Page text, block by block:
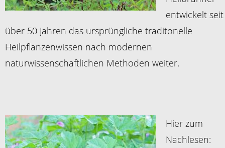
entwickelt seit
über 50 Jahren das ursprüngliche traditonelle
Heilpflanzenwissen nach modernen
naturwissenschaftlichen Methoden weiter.
Hier zum
Nachlesen: